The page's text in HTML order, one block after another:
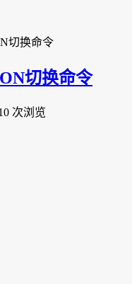
切换命令
切换命令
次浏览